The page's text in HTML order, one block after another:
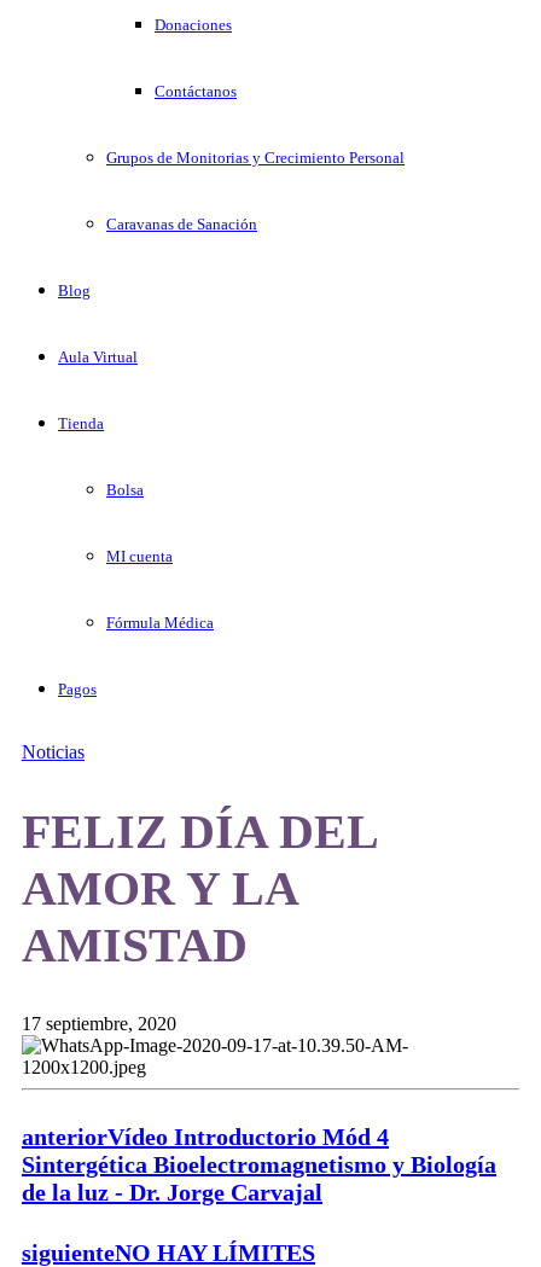
Donaciones
Contáctanos
Grupos de Monitorias y Crecimiento Personal
Caravanas de Sanación
Blog
Aula Virtual
Tienda
Bolsa
MI cuenta
Fórmula Médica
Pagos
Noticias
FELIZ DÍA DEL
AMOR Y LA
AMISTAD
17 septiembre, 2020
anteriorVídeo Introductorio Mód 4
Sintergética Bioelectromagnetismo y Biología
de la luz - Dr. Jorge Carvajal
siguienteNO HAY LÍMITES